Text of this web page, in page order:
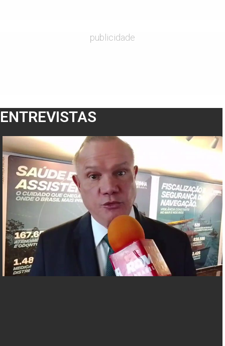
publicidade
ENTREVISTAS